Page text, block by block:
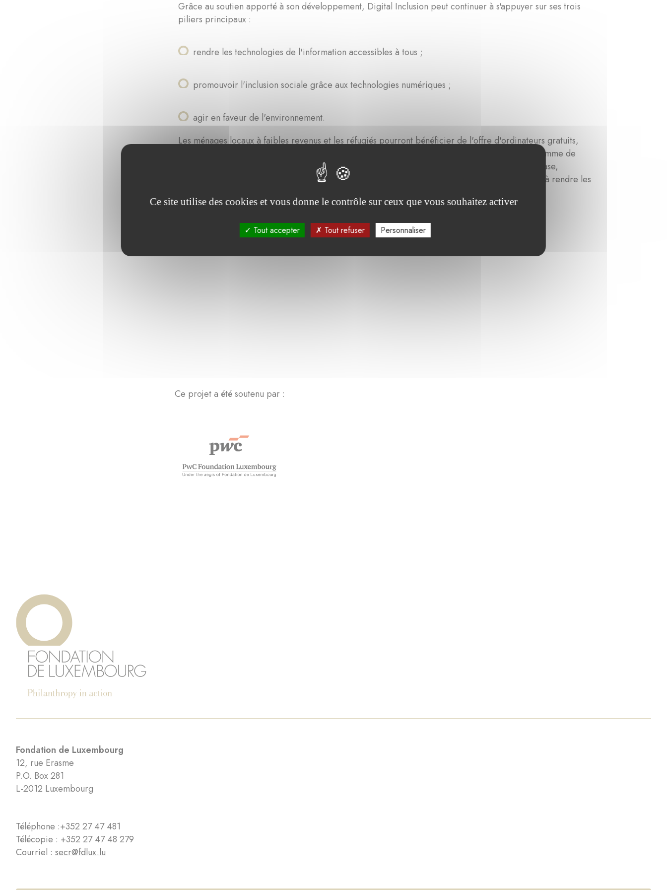
Grâce au soutien apporté à son développement, Digital Inclusion peut continuer à s'appuyer sur ses trois
piliers principaux :
rendre les technologies de l'information accessibles à tous ;
promouvoir l'inclusion sociale grâce aux technologies numériques ;
agir en faveur de l'environnement.
Les ménages locaux à faibles revenus et les réfugiés pourront bénéficier de l'offre d'ordinateurs gratuits,
donnés à l'association et remis à neuf. Ils pourront également participer gratuitement au programme de
laboratoire de langues de Digital Inclusion pour améliorer leurs compétences numériques de base,
disponible en 10 langues. Ensemble, ces activités peuvent contribuer à réduire les inégalités et à rendre les
Ce projet a été soutenu par :
Fondation de Luxembourg
12, rue Erasme
P.O. Box 281
L-2012 Luxembourg
Téléphone :+352 27 47 481
Télécopie : +352 27 47 48 279
Courriel : secr@fdlux.lu
Ce site utilise des cookies et vous donne le contrôle sur ceux que vous souhaitez activer
Tout accepter Tout refuser Personnaliser